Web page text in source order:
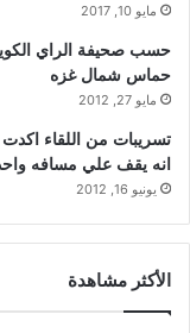
مايو 10, 2017
حسب صحيفة الراي
حماس شمال غزه
مايو 27, 2012
تسريبات من اللقاء
انه يقف علي مسافه
يونيو 16, 2012
الأكثر مشاهدة